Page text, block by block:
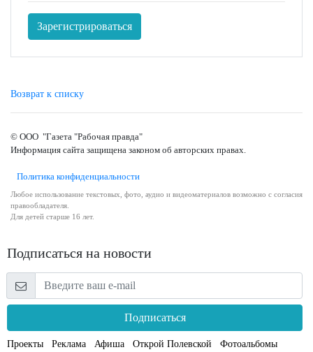
Зарегистрироваться
Возврат к списку
© ООО "Газета "Рабочая правда"
Информация сайта защищена законом об авторских правах.
Политика конфиденциальности
Любое использование текстовых, фото, аудио и видеоматериалов возможно с согласия
правообладателя.
Для детей старше 16 лет.
Подписаться на новости
Подписаться
Проекты Реклама Афиша Открой Полевской Фотоальбомы